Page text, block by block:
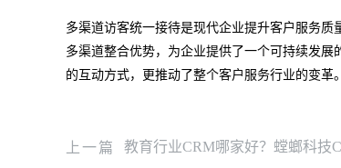
多渠道访客统一接待是现代企业提升客户服务
多渠道整合优势，为企业提供了一个可持续发
的互动方式，更推动了整个客户服务行业的变革
上一篇 教育行业CRM哪家好？螳螂科技